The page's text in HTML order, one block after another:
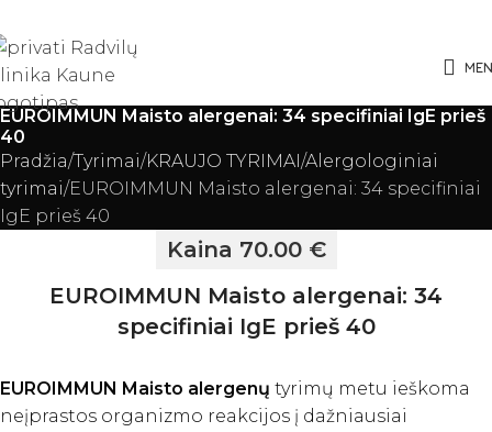
EUROIMMUN Maisto alergenai: 34 specifiniai IgE prieš
40
Pradžia Tyrimai KRAUJO TYRIMAI Alergologiniai
tyrimai EUROIMMUN Maisto alergenai: 34 specifiniai
IgE prieš 40
Kaina 70.00 €
EUROIMMUN Maisto alergenai: 34
specifiniai IgE prieš 40
EUROIMMUN Maisto alergenų tyrimų metu ieškoma
neįprastos organizmo reakcijos į dažniausiai